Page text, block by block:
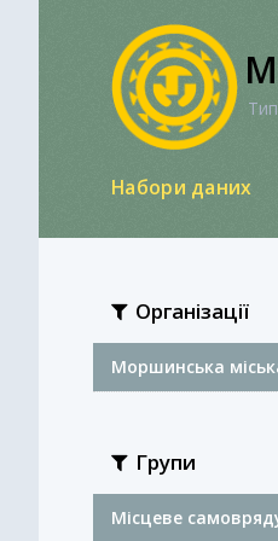
Набори даних
Організації
Моршинська
Групи
Місцеве